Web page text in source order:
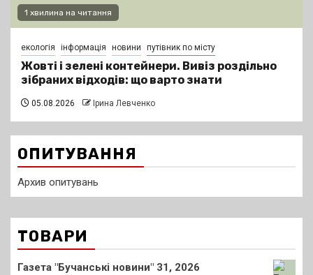
1 хвилина на читання
екологія інформація новини путівник по місту
Жовті і зелені контейнери. Вивіз роздільно
зібраних відходів: що варто знати
05.08.2026 Ірина Левченко
ОПИТУВАННЯ
Архив опитувань
ТОВАРИ
Газета "Бучанські новини" 31, 2026